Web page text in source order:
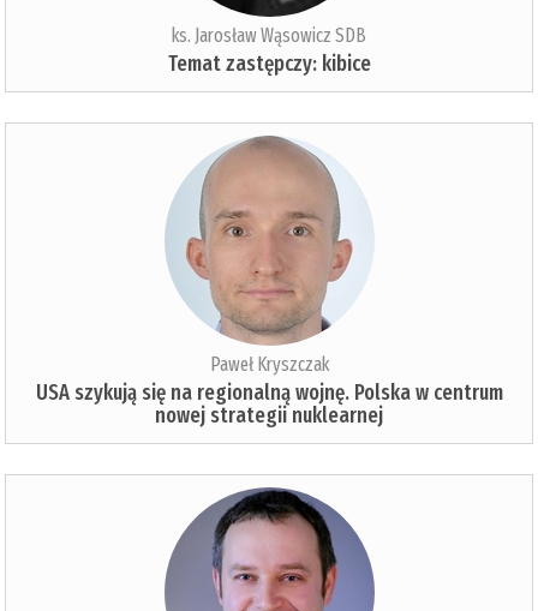
ks. Jarosław Wąsowicz SDB
Temat zastępczy: kibice
Paweł Kryszczak
USA szykują się na regionalną wojnę. Polska w centrum
nowej strategii nuklearnej